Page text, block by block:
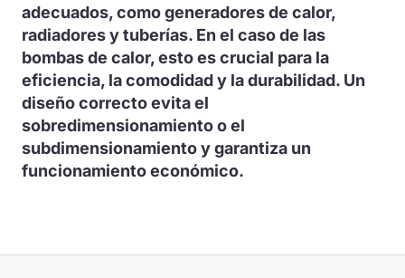
adecuados, como generadores de calor,
radiadores y tuberías. En el caso de las
bombas de calor, esto es crucial para la
eficiencia, la comodidad y la durabilidad. Un
diseño correcto evita el
sobredimensionamiento o el
subdimensionamiento y garantiza un
funcionamiento económico.